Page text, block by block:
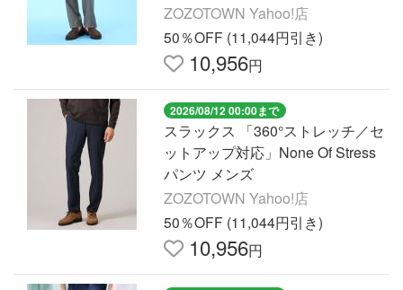
ZOZOTOWN Yahoo!店
50％OFF (11,044円引き)
10,956円
2026/08/12 00:00まで
スラックス 「360°ストレッチ／セ
ットアップ対応」None Of Stress
パンツ メンズ
ZOZOTOWN Yahoo!店
50％OFF (11,044円引き)
10,956円